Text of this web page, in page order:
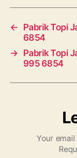
←
Pabrik Topi
6854
→ Pabrik Topi
995 6854
Your